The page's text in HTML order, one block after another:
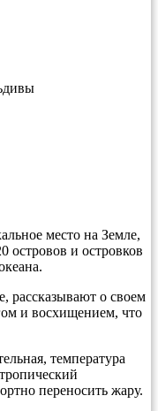
место на Земле,
островов и островков
рассказывают о своем
и восхищением, что
температура
переносить жару.